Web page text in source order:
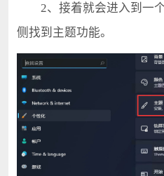
2、接着就会进入到一个
侧找到主题功能。